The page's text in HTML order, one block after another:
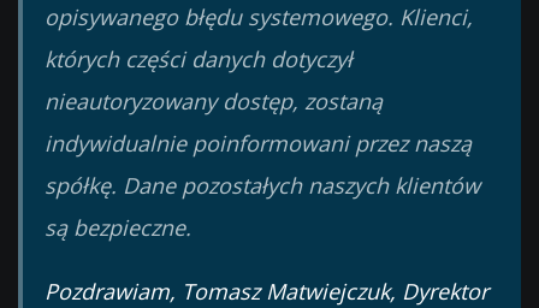
opisywanego błędu systemowego. Klienci,
których części danych dotyczył
nieautoryzowany dostęp, zostaną
indywidualnie poinformowani przez naszą
spółkę. Dane pozostałych naszych klientów
są bezpieczne.
Pozdrawiam, Tomasz Matwiejczuk, Dyrektor